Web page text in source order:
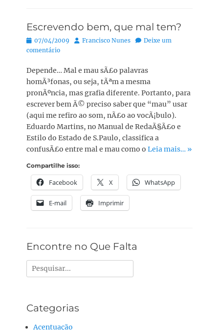
Escrevendo bem, que mal tem?
Posted
on
07/04/2009 Autor:
Francisco Nunes
Deixe um
comentário
Depende… Mal e mau sÃ£o palavras
homÃ³fonas, ou seja, tÃªm a mesma
pronÃºncia, mas grafia diferente. Portanto, para
escrever bem Ã© preciso saber que “mau” usar
(aqui me refiro ao som, nÃ£o ao vocÃ¡bulo).
Eduardo Martins, no Manual de RedaÃ§Ã£o e
Estilo do Estado de S.Paulo, classifica a
confusÃ£o entre mal e mau como o Leia mais… »
Compartilhe isso:
Facebook X WhatsApp
E-mail Imprimir
Encontre no Que Falta
Pesquisar
por:
Categorias
Acentuação